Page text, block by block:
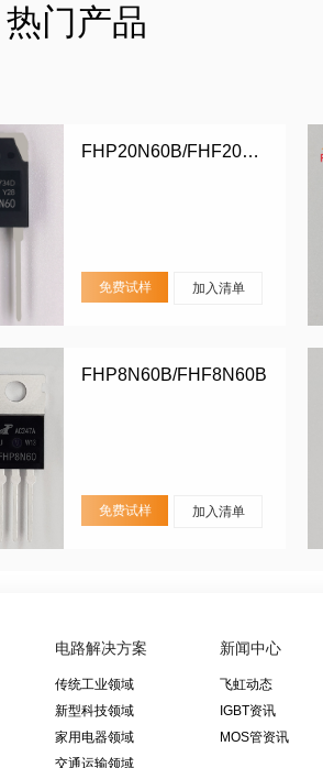
热门产品
FHP20N60B/FHF20N60B/FHA20N60B
免费试样 加入清单
FHP8N60B/FHF8N60B
免费试样 加入清单
电路解决方案
传统工业领域
新型科技领域
家用电器领域
交通运输领域
新闻中心
飞虹动态
IGBT资讯
MOS管资讯